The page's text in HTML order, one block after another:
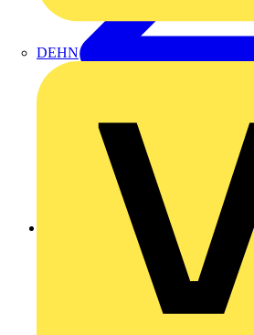
DEHN
Zurück zu Produkte